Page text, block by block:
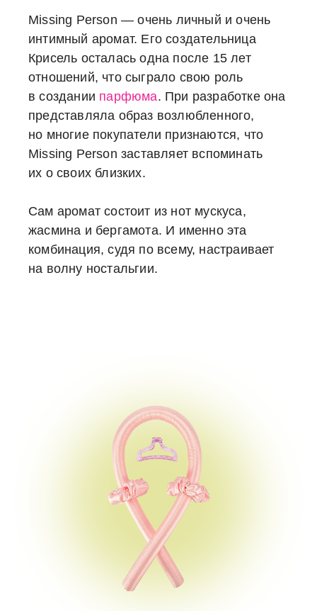
Missing Person — очень личный и очень
интимный аромат. Его создательница
Крисель осталась одна после 15 лет
отношений, что сыграло свою роль
в создании парфюма. При разработке она
представляла образ возлюбленного,
но многие покупатели признаются, что
Missing Person заставляет вспоминать
их о своих близких.
Сам аромат состоит из нот мускуса,
жасмина и бергамота. И именно эта
комбинация, судя по всему, настраивает
на волну ностальгии.